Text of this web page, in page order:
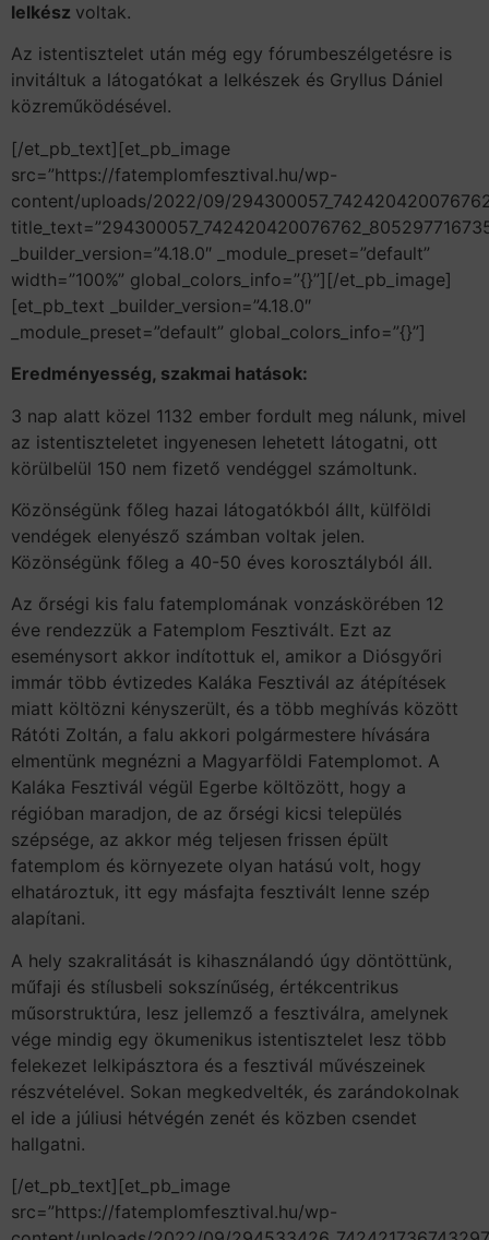
lelkész voltak.
Az istentisztelet után még egy fórumbeszélgetésre is
invitáltuk a látogatókat a lelkészek és Gryllus Dániel
közreműködésével.
[/et_pb_text][et_pb_image
src=”https://fatemplomfesztival.hu/wp-
content/uploads/2022/09/
_builder_version=”4.18.0″ _module_preset=”default”
width=”100%” global_colors_info=”{}”][/et_pb_image]
[et_pb_text _builder_version=”4.18.0″
_module_preset=”default” global_colors_info=”{}”]
Eredményesség, szakmai hatások:
3 nap alatt közel 1132 ember fordult meg nálunk, mivel
az istentiszteletet ingyenesen lehetett látogatni, ott
körülbelül 150 nem fizető vendéggel számoltunk.
Közönségünk főleg hazai látogatókból állt, külföldi
vendégek elenyésző számban voltak jelen.
Közönségünk főleg a 40-50 éves korosztályból áll.
Az őrségi kis falu fatemplomának vonzáskörében 12
éve rendezzük a Fatemplom Fesztivált. Ezt az
eseménysort akkor indítottuk el, amikor a Diósgyőri
immár több évtizedes Kaláka Fesztivál az átépítések
miatt költözni kényszerült, és a több meghívás között
Rátóti Zoltán, a falu akkori polgármestere hívására
elmentünk megnézni a Magyarföldi Fatemplomot. A
Kaláka Fesztivál végül Egerbe költözött, hogy a
régióban maradjon, de az őrségi kicsi település
szépsége, az akkor még teljesen frissen épült
fatemplom és környezete olyan hatású volt, hogy
elhatároztuk, itt egy másfajta fesztivált lenne szép
alapítani.
A hely szakralitását is kihasználandó úgy döntöttünk,
műfaji és stílusbeli sokszínűség, értékcentrikus
műsorstruktúra, lesz jellemző a fesztiválra, amelynek
vége mindig egy ökumenikus istentisztelet lesz több
felekezet lelkipásztora és a fesztivál művészeinek
részvételével. Sokan megkedvelték, és zarándokolnak
el ide a júliusi hétvégén zenét és közben csendet
hallgatni.
[/et_pb_text][et_pb_image
src=”https://fatemplomfesztival.hu/wp-